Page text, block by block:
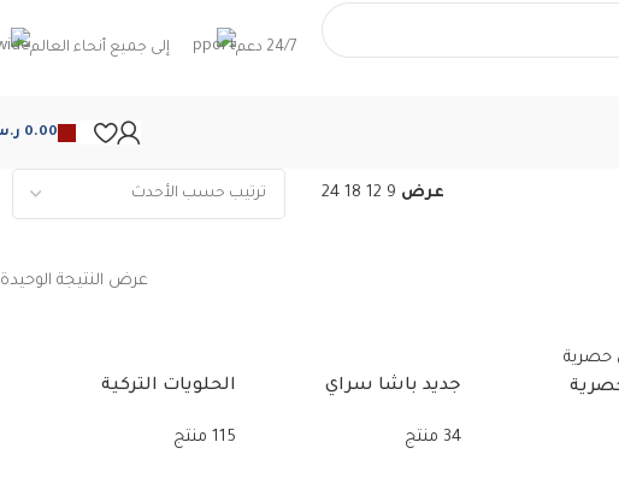
24/7 دعم إلى جميع أنحاء العالم
0.00
عرض 9
12
18
24
عرض النتيجة الوحيدة
جديد باشا سراي
34 منتج
الحلويات التركية
115 منتج